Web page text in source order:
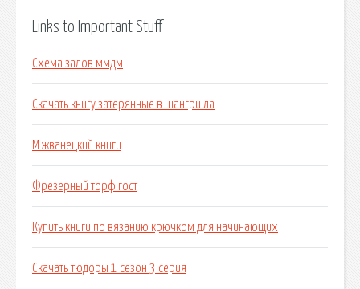
Links to Important Stuff
Схема залов ммдм
Скачать книгу затерянные в шангри ла
М жванецкий книги
Фрезерный торф гост
Купить книги по вязанию крючком для начинающих
Скачать тюдоры 1 сезон 3 серия